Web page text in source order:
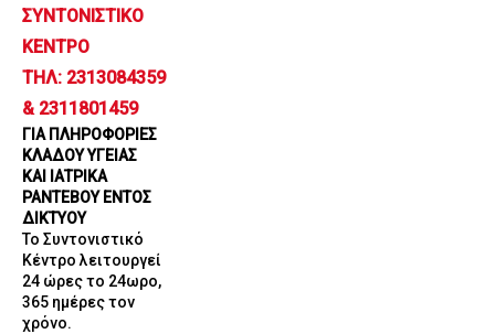
ΣΥΝΤΟΝΙΣΤΙΚΟ
ΚΕΝΤΡΟ
ΤΗΛ: 2313084359
& 2311801459
ΓΙΑ ΠΛΗΡΟΦΟΡΙΕΣ
ΚΛΑΔΟΥ ΥΓΕΙΑΣ
ΚΑΙ ΙΑΤΡΙΚΑ
ΡΑΝΤΕΒΟΥ ΕΝΤΟΣ
ΔΙΚΤΥΟΥ
Το Συντονιστικό
Κέντρο λειτουργεί
24 ώρες το 24ωρο,
365 ημέρες τον
χρόνο.